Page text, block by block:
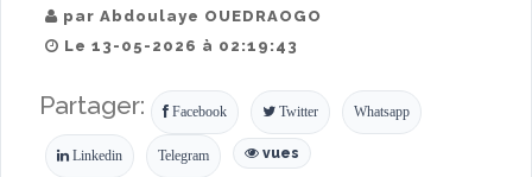
par Abdoulaye OUEDRAOGO
Le 13-05-2026 à 02:19:43
Partager: Facebook Twitter Whatsapp
Linkedin Telegram vues